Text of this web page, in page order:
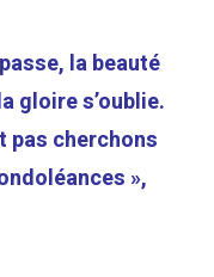
la beauté
gloire s’oublie.
pas cherchons
»,